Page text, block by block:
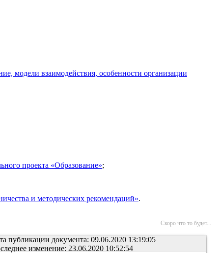
модели взаимодействия, особенности организации
проекта «Образование»;
и методических рекомендаций».
Скоро что то будет...
публикации документа: 09.06.2020 13:19:05
изменение: 23.06.2020 10:52:54